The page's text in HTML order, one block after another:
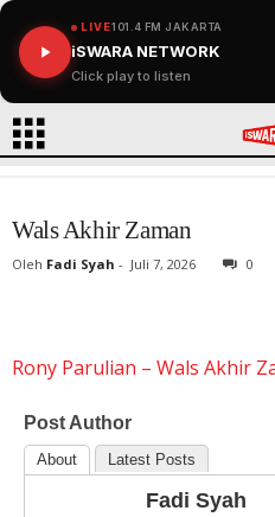
LIVE101.4 FM JAKARTA
iSWARA NETWORK
Click play to listen
Wals Akhir Zaman
Oleh Fadi Syah - Juli 7, 2026 0
Rony Parulian – Wals Akhir
Post Author
About Latest Posts
Fadi Syah